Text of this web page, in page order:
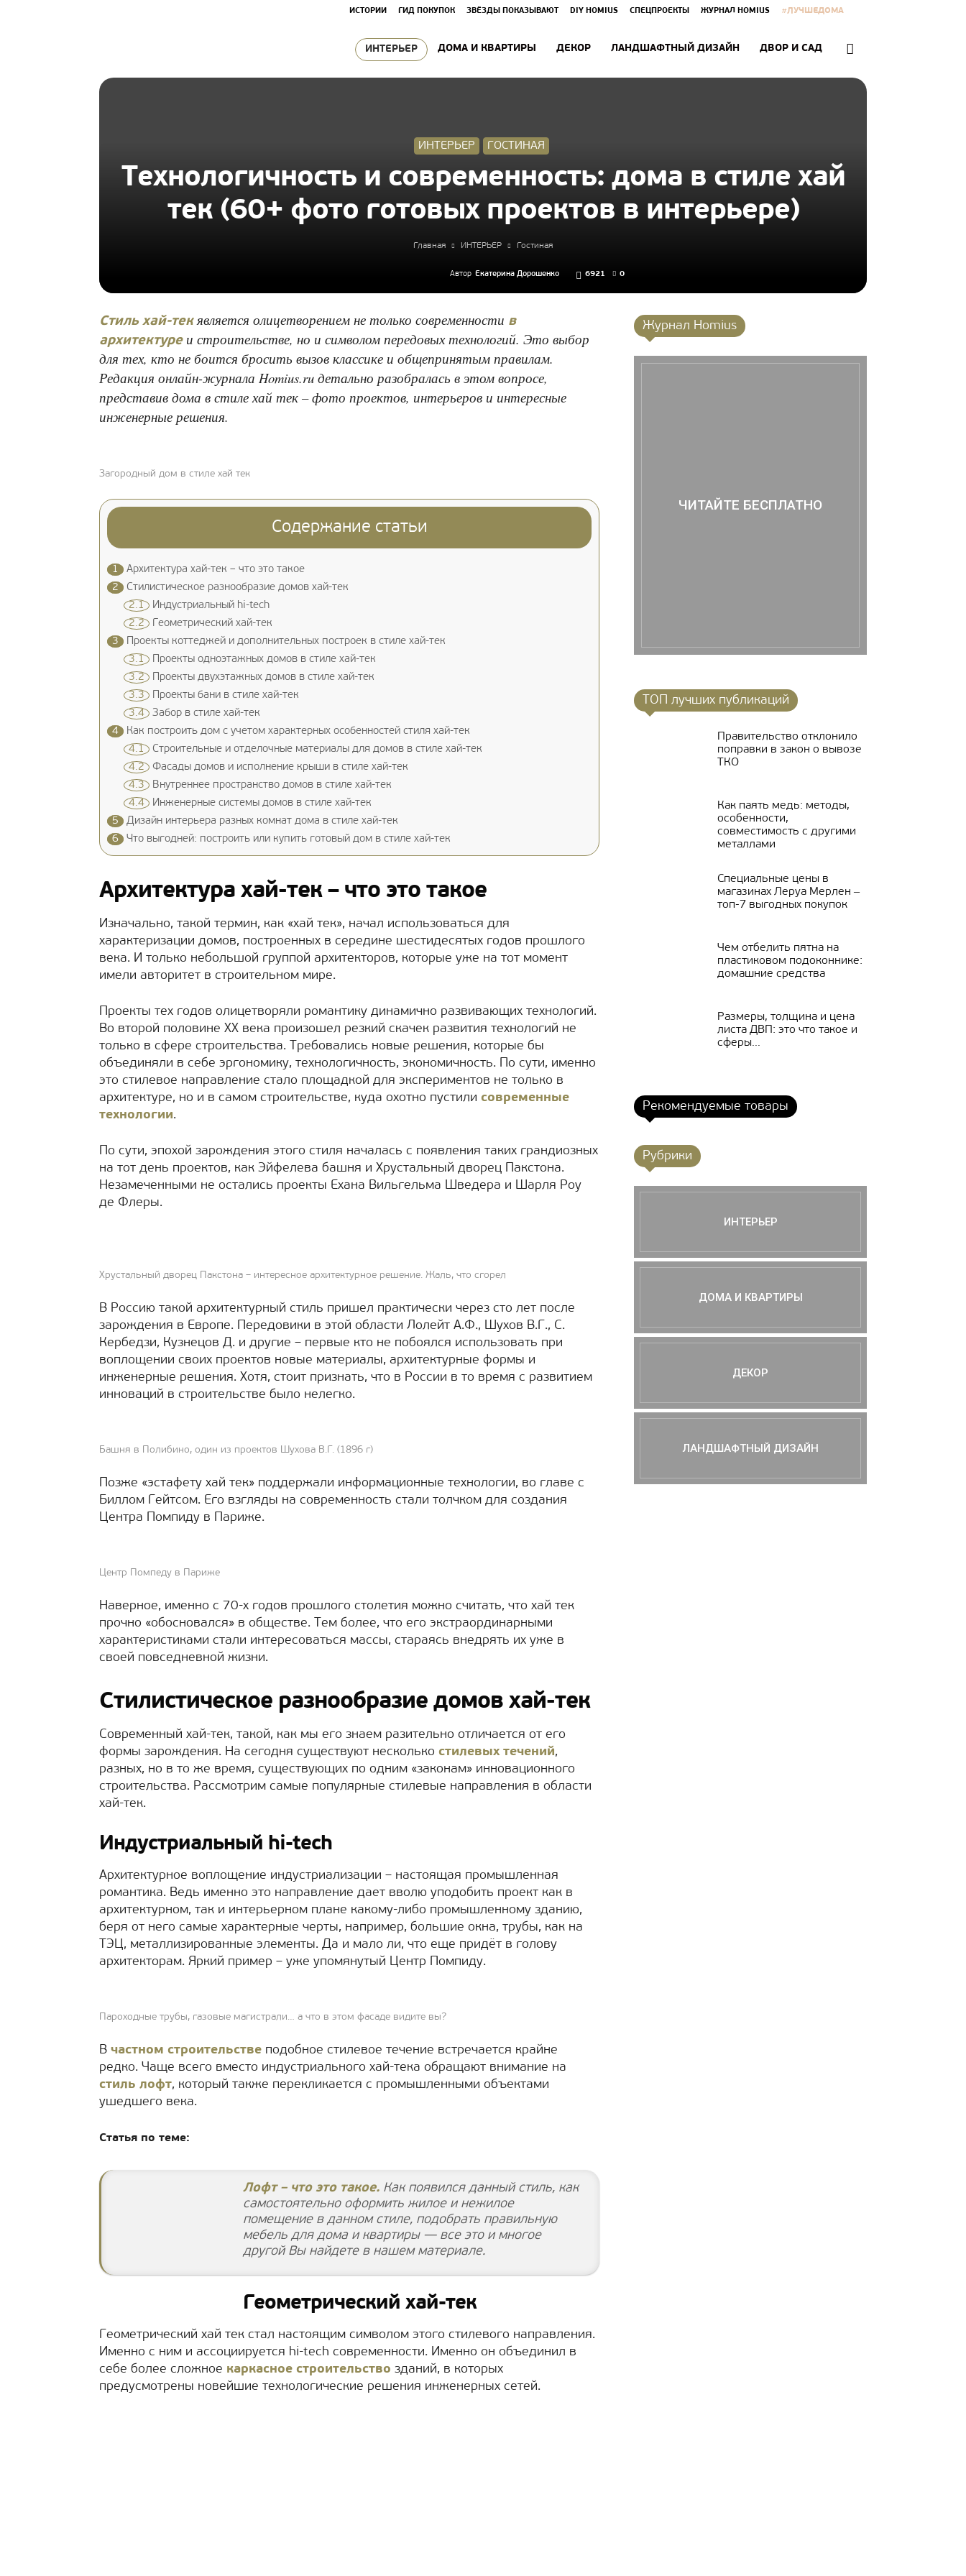
ИСТОРИИ ГИД ПОКУПОК ЗВЁЗДЫ ПОКАЗЫВАЮТ DIY HOMIUS СПЕЦПРОЕКТЫ ЖУРНАЛ HOMIUS #ЛУЧШЕДОМА
ИНТЕРЬЕР ДОМА И КВАРТИРЫ ДЕКОР ЛАНДШАФТНЫЙ ДИЗАЙН ДВОР И САД
ИНТЕРЬЕР ГОСТИНАЯ
Технологичность и современность: дома в стиле хай
тек (60+ фото готовых проектов в интерьере)
Главная ИНТЕРЬЕР Гостиная
Автор Екатерина Дорошенко 6921 0
Стиль хай-текявляется олицетворением не только современности в
архитектуреи строительстве, но и символом передовых технологий. Это выбор
для тех, кто не боится бросить вызов классике и общепринятым правилам.
Редакция онлайн-журнала Homius.ru детально разобралась в этом вопросе,
представив дома в стиле хай тек – фото проектов, интерьеров и интересные
инженерные решения.
Загородный дом в стиле хай тек
Содержание статьи
1
Архитектура хай-тек – что это такое
2
Стилистическое разнообразие домов хай-тек
2.1 Индустриальный hi-tech
2.2 Геометрический хай-тек
3
Проекты коттеджей и дополнительных построек в стиле хай-тек
3.1 Проекты одноэтажных домов в стиле хай-тек
3.2 Проекты двухэтажных домов в стиле хай-тек
3.3 Проекты бани в стиле хай-тек
3.4 Забор в стиле хай-тек
4
Как построить дом с учетом характерных особенностей стиля хай-тек
4.1 Строительные и отделочные материалы для домов в стиле хай-тек
4.2 Фасады домов и исполнение крыши в стиле хай-тек
4.3 Внутреннее пространство домов в стиле хай-тек
4.4 Инженерные системы домов в стиле хай-тек
5
Дизайн интерьера разных комнат дома в стиле хай-тек
6
Что выгодней: построить или купить готовый дом в стиле хай-тек
Архитектура хай-тек – что это такое
Изначально, такой термин, как «хай тек», начал использоваться для
характеризации домов, построенных в середине шестидесятых годов прошлого
века. И только небольшой группой архитекторов, которые уже на тот момент
имели авторитет в строительном мире.
Проекты тех годов олицетворяли романтику динамично развивающих технологий.
Во второй половине ХХ века произошел резкий скачек развития технологий не
только в сфере строительства. Требовались новые решения, которые бы
объединяли в себе эргономику, технологичность, экономичность. По сути, именно
это стилевое направление стало площадкой для экспериментов не только в
архитектуре, но и в самом строительстве, куда охотно пустили современные
технологии.
По сути, эпохой зарождения этого стиля началась с появления таких грандиозных
на тот день проектов, как Эйфелева башня и Хрустальный дворец Пакстона.
Незамеченными не остались проекты Ехана Вильгельма Шведера и Шарля Роу
де Флеры.
Хрустальный дворец Пакстона – интересное архитектурное решение. Жаль, что сгорел
В Россию такой архитектурный стиль пришел практически через сто лет после
зарождения в Европе. Передовики в этой области Лолейт А.Ф., Шухов В.Г., С.
Кербедзи, Кузнецов Д. и другие – первые кто не побоялся использовать при
воплощении своих проектов новые материалы, архитектурные формы и
инженерные решения. Хотя, стоит признать, что в России в то время с развитием
инноваций в строительстве было нелегко.
Башня в Полибино, один из проектов Шухова В.Г. (1896 г)
Позже «эстафету хай тек» поддержали информационные технологии, во главе с
Биллом Гейтсом. Его взгляды на современность стали толчком для создания
Центра Помпиду в Париже.
Центр Помпеду в Париже
Наверное, именно с 70-х годов прошлого столетия можно считать, что хай тек
прочно «обосновался» в обществе. Тем более, что его экстраординарными
характеристиками стали интересоваться массы, стараясь внедрять их уже в
своей повседневной жизни.
Стилистическое разнообразие домов хай-тек
Современный хай-тек, такой, как мы его знаем разительно отличается от его
формы зарождения. На сегодня существуют несколько стилевых течений,
разных, но в то же время, существующих по одним «законам» инновационного
строительства. Рассмотрим самые популярные стилевые направления в области
хай-тек.
Индустриальный hi-tech
Архитектурное воплощение индустриализации – настоящая промышленная
романтика. Ведь именно это направление дает вволю уподобить проект как в
архитектурном, так и интерьерном плане какому-либо промышленному зданию,
беря от него самые характерные черты, например, большие окна, трубы, как на
ТЭЦ, металлизированные элементы. Да и мало ли, что еще придёт в голову
архитекторам. Яркий пример – уже упомянутый Центр Помпиду.
Пароходные трубы, газовые магистрали… а что в этом фасаде видите вы?
В частном строительстве подобное стилевое течение встречается крайне
редко. Чаще всего вместо индустриального хай-тека обращают внимание на
стиль лофт, который также перекликается с промышленными объектами
ушедшего века.
Статья по теме:
Лофт – что это такое. Как появился данный стиль, как
самостоятельно оформить жилое и нежилое
помещение в данном стиле, подобрать правильную
мебель для дома и квартиры — все это и многое
другой Вы найдете в нашем материале.
Геометрический хай-тек
Геометрический хай тек стал настоящим символом этого стилевого направления.
Именно с ним и ассоциируется hi-tech современности. Именно он объединил в
себе более сложное каркасное строительство зданий, в которых
предусмотрены новейшие технологические решения инженерных сетей.
Журнал Homius
ЧИТАЙТЕ БЕСПЛАТНО
ТОП лучших публикаций
Правительство отклонило
поправки в закон о вывозе
ТКО
Как паять медь: методы,
особенности,
совместимость с другими
металлами
Специальные цены в
магазинах Леруа Мерлен ‒
топ-7 выгодных покупок
Чем отбелить пятна на
пластиковом подоконнике:
домашние средства
Размеры, толщина и цена
листа ДВП: это что такое и
сферы...
Рекомендуемые товары
Рубрики
ИНТЕРЬЕР
ДОМА И КВАРТИРЫ
ДЕКОР
ЛАНДШАФТНЫЙ ДИЗАЙН